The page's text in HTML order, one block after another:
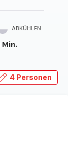
ABKÜHLEN
Min.
4 Personen